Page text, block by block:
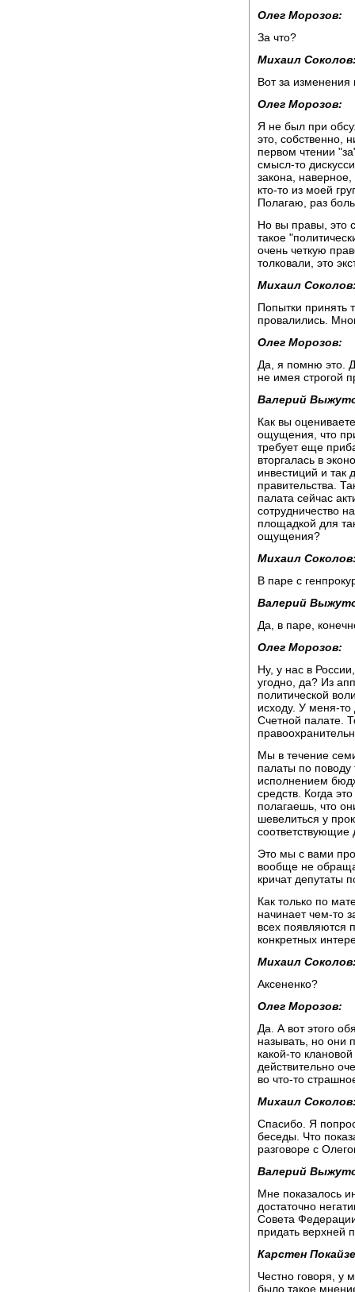
Олег Морозов:
За что?
Михаил
Вот за
Олег Морозов:
Я не был при
это, собственно,
первом чтении
смысл-то
закона,
кто-то из моей
Полагаю, раз
Но вы правы, это
такое
очень четкую
толковали, это
Михаил
Попытки принять
провалились.
Олег Морозов:
Да, я помню это.
не имея строгой
Валерий
Как вы
ощущения, что
требует еще
вторгалась в
инвестиций и так
правительства.
палата сейчас
сотрудничество
площадкой для
ощущения?
Михаил
В паре с
Валерий
Да, в паре,
Олег Морозов:
Ну, у нас в
угодно, да? Из
политической
исходу. У меня-то
Счетной палате.
Мы в течение
палаты по поводу
исполнением
средств. Когда
полагаешь, что
шевелиться у
соответствующие
Это мы с вами
вообще не
кричат депутаты
Как только по
начинает чем-то
всех появляются
конкретных
Михаил
Аксененко?
Олег Морозов:
Да. А вот этого
называть, но они
какой-то
действительно
во что-то
Михаил
Спасибо. Я
беседы. Что
разговоре с
Валерий
Мне показалось
достаточно
Совета
придать верхней
Карстен
Честно говоря, у
было такое